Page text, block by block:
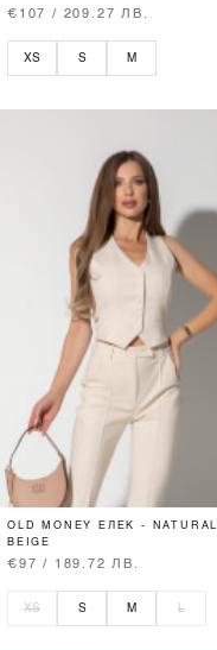
€107 / 209.27 ЛВ.
XS S M
OLD MONEY ЕЛЕК - NATURAL
BEIGE
€97 / 189.72 ЛВ.
XS S M L